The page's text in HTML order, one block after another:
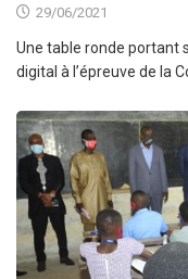
29/06/2021
Une table ronde portant
digital à l’épreuve de la